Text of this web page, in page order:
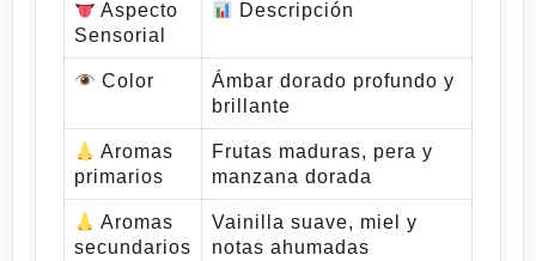
Aspecto
Sensorial
Descripción
Color
Ámbar dorado profundo y
brillante
Aromas
primarios
Frutas maduras, pera y
manzana dorada
Aromas
secundarios
Vainilla suave, miel y
notas ahumadas